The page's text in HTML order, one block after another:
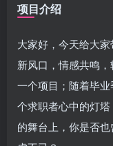
项目介绍
大家好，今天给大
新风口，情感共鸣
一个项目；随着毕
个求职者心中的灯
的舞台上，你是否